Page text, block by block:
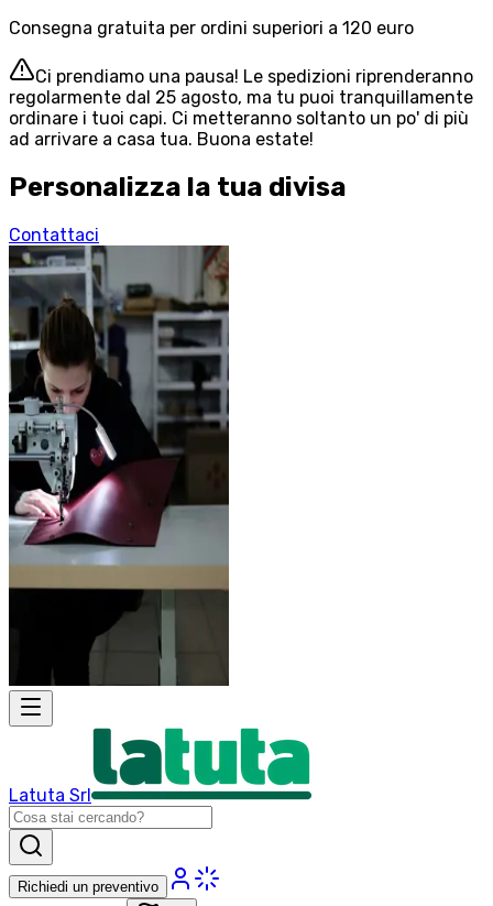
Consegna gratuita per ordini superiori a 120 euro
Ci prendiamo una pausa! Le spedizioni riprenderanno
regolarmente dal 25 agosto, ma tu puoi tranquillamente
ordinare i tuoi capi. Ci metteranno soltanto un po' di più
ad arrivare a casa tua. Buona estate!
Personalizza la tua divisa
Contattaci
Latuta Srl
Richiedi un preventivo